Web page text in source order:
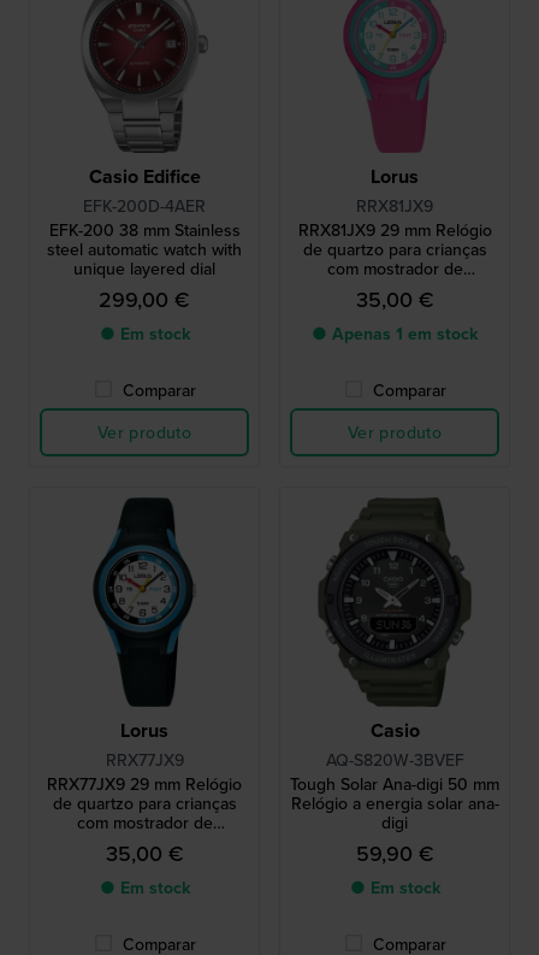
Casio Edifice
EFK-200D-4AER
EFK-200 38 mm Stainless
steel automatic watch with
unique layered dial
299,00 €
● Em stock
Comparar
Ver produto
Lorus
RRX81JX9
RRX81JX9 29 mm Relógio
de quartzo para crianças
com mostrador de
professor de horas e
bracelete de silicone
35,00 €
● Apenas 1 em stock
Comparar
Ver produto
Lorus
RRX77JX9
RRX77JX9 29 mm Relógio
de quartzo para crianças
com mostrador de
professor de horas e
bracelete de silicone
35,00 €
● Em stock
Comparar
Casio
AQ-S820W-3BVEF
Tough Solar Ana-digi 50 mm
Relógio a energia solar ana-
digi
59,90 €
● Em stock
Comparar